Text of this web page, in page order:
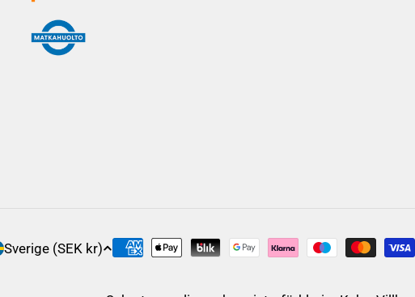
Sverige (SEK kr) Betalningsalternativ